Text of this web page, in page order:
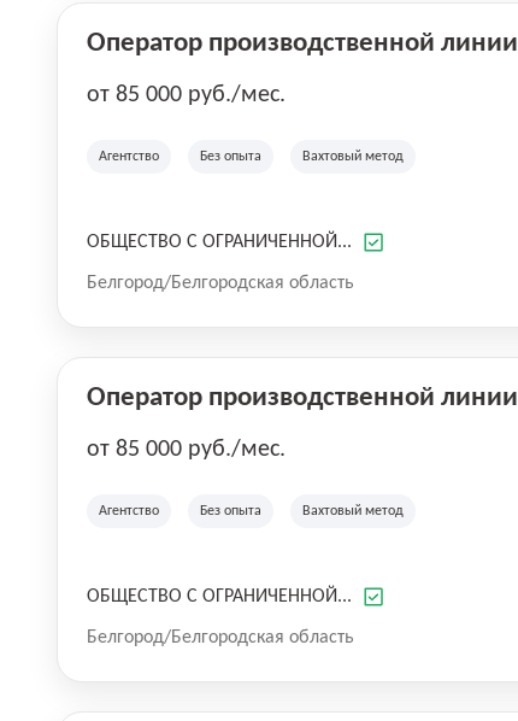
Оператор производственной линии
от 85 000 руб./мес.
Агентство Без опыта Вахтовый метод
ОБЩЕСТВО С ОГРАНИЧЕННОЙ...
Белгород/Белгородская область
Оператор производственной линии
от 85 000 руб./мес.
Агентство Без опыта Вахтовый метод
ОБЩЕСТВО С ОГРАНИЧЕННОЙ...
Белгород/Белгородская область